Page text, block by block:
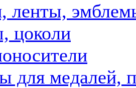
ленты,
цоколи
для медалей,